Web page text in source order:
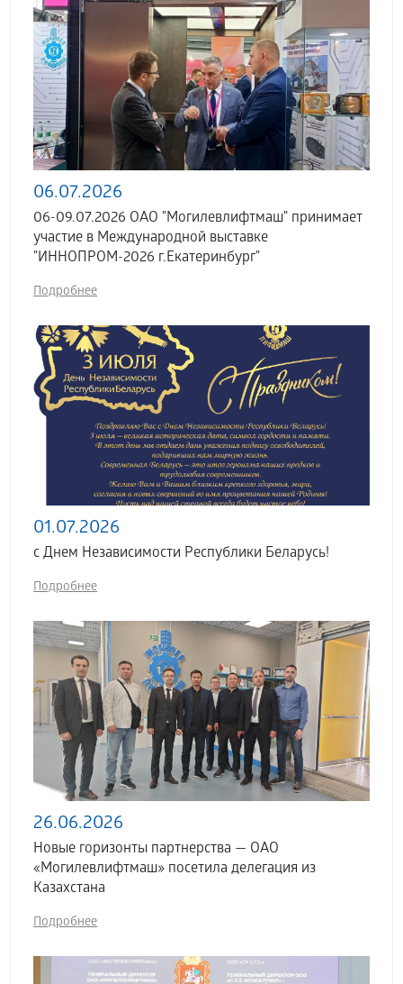
06.07.2026
06-09.07.2026 ОАО "Могилевлифтмаш" принимает
участие в Международной выставке
"ИННОПРОМ-2026 г.Екатеринбург"
Подробнее
01.07.2026
с Днем Независимости Республики Беларусь!
Подробнее
26.06.2026
Новые горизонты партнерства — ОАО
«Могилевлифтмаш» посетила делегация из
Казахстана
Подробнее